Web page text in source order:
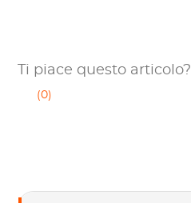
Ti piace questo articolo?
(0)